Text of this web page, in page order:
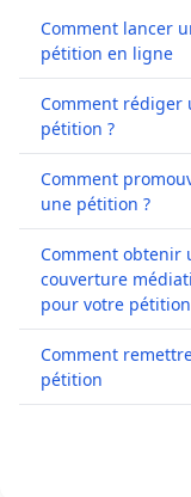
Comment lancer
pétition en ligne
Comment rédiger
pétition ?
Comment
une pétition ?
Comment obtenir
couverture
pour votre pétition
Comment
pétition